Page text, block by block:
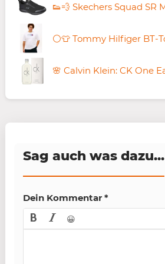
Sag auch was dazu...
Dein Kommentar *
😀